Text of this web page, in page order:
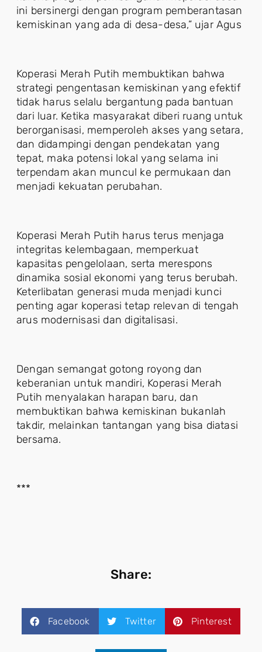
ini bersinergi dengan program pemberantasan
kemiskinan yang ada di desa-desa,” ujar Agus
Koperasi Merah Putih membuktikan bahwa
strategi pengentasan kemiskinan yang efektif
tidak harus selalu bergantung pada bantuan
dari luar. Ketika masyarakat diberi ruang untuk
berorganisasi, memperoleh akses yang setara,
dan didampingi dengan pendekatan yang
tepat, maka potensi lokal yang selama ini
terpendam akan muncul ke permukaan dan
menjadi kekuatan perubahan.
Koperasi Merah Putih harus terus menjaga
integritas kelembagaan, memperkuat
kapasitas pengelolaan, serta merespons
dinamika sosial ekonomi yang terus berubah.
Keterlibatan generasi muda menjadi kunci
penting agar koperasi tetap relevan di tengah
arus modernisasi dan digitalisasi.
Dengan semangat gotong royong dan
keberanian untuk mandiri, Koperasi Merah
Putih menyalakan harapan baru, dan
membuktikan bahwa kemiskinan bukanlah
takdir, melainkan tantangan yang bisa diatasi
bersama.
***
Share:
Facebook Twitter Pinterest